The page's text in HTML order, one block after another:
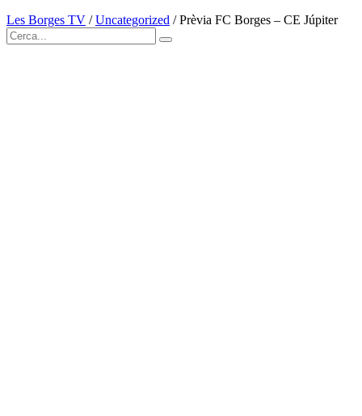
Les Borges TV /Uncategorized /Prèvia FC Borges – CE Júpiter